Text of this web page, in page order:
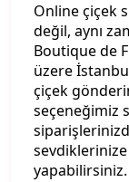
Online çiçek
değil, aynı
Boutique de
üzere
çiçek
seçeneğimiz
yapabilirsiniz.